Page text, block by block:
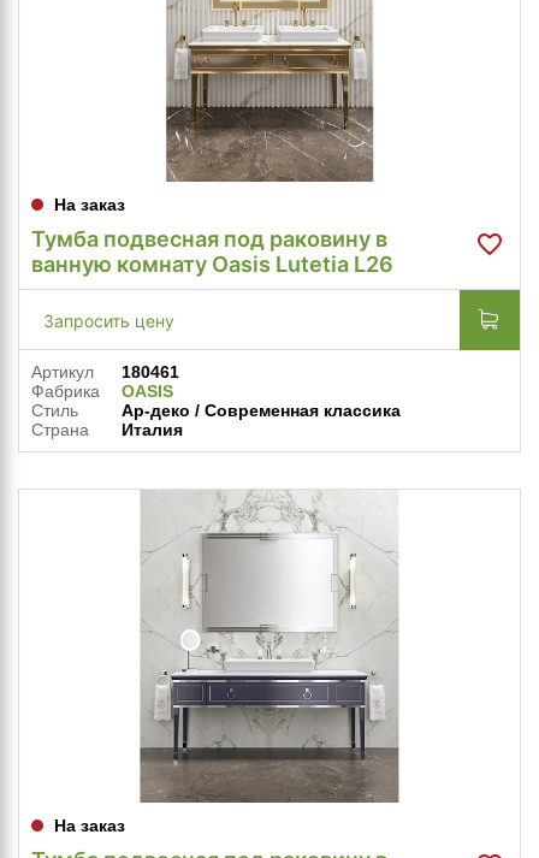
На заказ
Тумба подвесная под раковину в
ванную комнату Oasis Lutetia L26
Запросить цену
Артикул
180461
Фабрика
OASIS
Стиль
Ар-деко / Современная классика
Страна
Италия
На заказ